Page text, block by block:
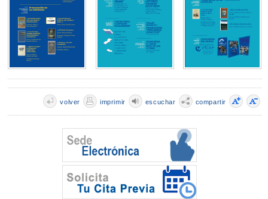
compartir
escuchar
imprimir
volver